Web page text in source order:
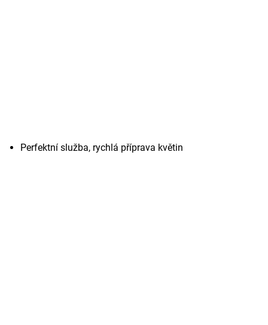
Perfektní služba, rychlá příprava květin